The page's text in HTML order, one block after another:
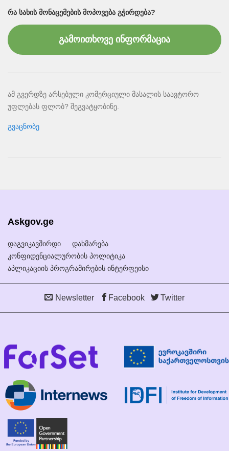
ᲠᲐ ᲡᲐᲮᲘᲡ ᲛᲝᲜᲐᲪᲔᲛᲔᲑᲘᲡ ᲛᲝᲞᲝᲕᲔᲑᲐ ᲒᲭᲘᲠᲓᲔᲑᲐ?
გამოითხოვე ინფორმაცია
ამ გვერდზე არსებული კომერციული მასალის საავტორო
უფლებას ფლობ? შეგვატყობინე.
გვაცნობე
Askgov.ge
დაგვიკავშირდი
დახმარება
კონფიდენციალურობის პოლიტიკა
აპლიკაციის პროგრამირების ინტერფეისი
Newsletter Facebook Twitter